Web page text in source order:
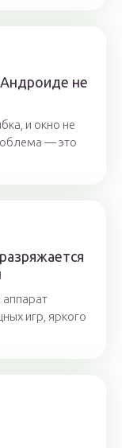
не
и окно не
— это
игр, яркого